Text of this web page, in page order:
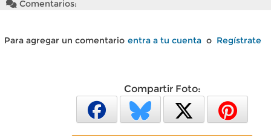
Comentarios:
Para agregar un comentario entra a tu cuenta o Regístrate
Compartir Foto: